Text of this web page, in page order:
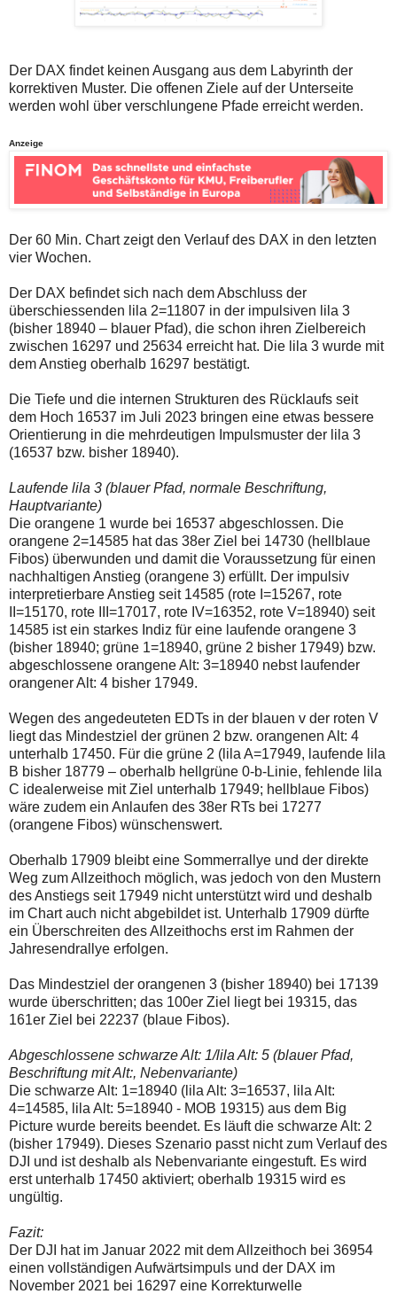
Verstösse
Netiquette
oder
ein
Missbrauch
sein.
Bitte
überprüfen
Ihre
oder
Ihre
Internetverbindung
versuchen
es
zu
einem
späteren
Zeitpunkt
einmal.
Sollte
das
Problem
weiterbestehen
ich
um
Kontaktaufnahme
per
Mail
robbys-
elliottwellen@online.de.
zur
Lösung
des
Problems
die
Post
auf
der
Plattform
wallstreet-
online.de
verfügbar.
Alternativ
auch
auf
der
Plattform
verfügbar.
Der DAX findet keinen Ausgang aus dem Labyrinth der
korrektiven Muster. Die offenen Ziele auf der Unterseite
werden wohl über verschlungene Pfade erreicht werden.
Anzeige
Der 60 Min. Chart zeigt den Verlauf des DAX in den letzten
vier Wochen.
Der DAX befindet sich nach dem Abschluss der
überschiessenden lila 2=11807 in der impulsiven lila 3
(bisher 18940 – blauer Pfad), die schon ihren Zielbereich
zwischen 16297 und 25634 erreicht hat. Die lila 3 wurde mit
dem Anstieg oberhalb 16297 bestätigt.
Die Tiefe und die internen Strukturen des Rücklaufs seit
dem Hoch 16537 im Juli 2023 bringen eine etwas bessere
Orientierung in die mehrdeutigen Impulsmuster der lila 3
(16537 bzw. bisher 18940).
Laufende lila 3 (blauer Pfad, normale Beschriftung,
Hauptvariante)
Die orangene 1 wurde bei 16537 abgeschlossen. Die
orangene 2=14585 hat das 38er Ziel bei 14730 (hellblaue
Fibos) überwunden und damit die Voraussetzung für einen
nachhaltigen Anstieg (orangene 3) erfüllt. Der impulsiv
interpretierbare Anstieg seit 14585 (rote I=15267, rote
II=15170, rote III=17017, rote IV=16352, rote V=18940) seit
14585 ist ein starkes Indiz für eine laufende orangene 3
(bisher 18940; grüne 1=18940, grüne 2 bisher 17949) bzw.
abgeschlossene orangene Alt: 3=18940 nebst laufender
orangener Alt: 4 bisher 17949.
Wegen des angedeuteten EDTs in der blauen v der roten V
liegt das Mindestziel der grünen 2 bzw. orangenen Alt: 4
unterhalb 17450. Für die grüne 2 (lila A=17949, laufende lila
B bisher 18779 – oberhalb hellgrüne 0-b-Linie, fehlende lila
C idealerweise mit Ziel unterhalb 17949; hellblaue Fibos)
wäre zudem ein Anlaufen des 38er RTs bei 17277
(orangene Fibos) wünschenswert.
Oberhalb 17909 bleibt eine Sommerrallye und der direkte
Weg zum Allzeithoch möglich, was jedoch von den Mustern
des Anstiegs seit 17949 nicht unterstützt wird und deshalb
im Chart auch nicht abgebildet ist. Unterhalb 17909 dürfte
ein Überschreiten des Allzeithochs erst im Rahmen der
Jahresendrallye erfolgen.
Das Mindestziel der orangenen 3 (bisher 18940) bei 17139
wurde überschritten; das 100er Ziel liegt bei 19315, das
161er Ziel bei 22237 (blaue Fibos).
Abgeschlossene schwarze Alt: 1/lila Alt: 5 (blauer Pfad,
Beschriftung mit Alt:, Nebenvariante)
Die schwarze Alt: 1=18940 (lila Alt: 3=16537, lila Alt:
4=14585, lila Alt: 5=18940 - MOB 19315) aus dem Big
Picture wurde bereits beendet. Es läuft die schwarze Alt: 2
(bisher 17949). Dieses Szenario passt nicht zum Verlauf des
DJI und ist deshalb als Nebenvariante eingestuft. Es wird
erst unterhalb 17450 aktiviert; oberhalb 19315 wird es
ungültig.
Fazit:
Der DJI hat im Januar 2022 mit dem Allzeithoch bei 36954
einen vollständigen Aufwärtsimpuls und der DAX im
November 2021 bei 16297 eine Korrekturwelle